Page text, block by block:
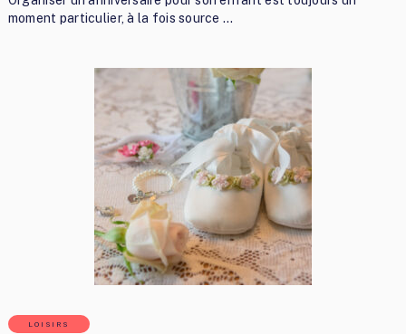
moment particulier, à la fois source …
LOISIRS